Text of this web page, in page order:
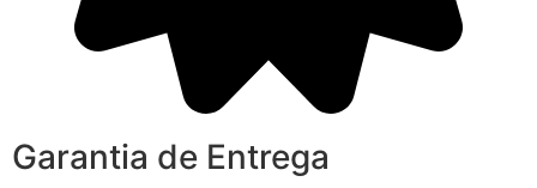
Garantia de Entrega